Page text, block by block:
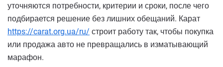
уточняются потребности, критерии и сроки, после чего
подбирается решение без лишних обещаний. Карат
https://carat.org.ua/ru/ строит работу так, чтобы покупка
или продажа авто не превращались в изматывающий
марафон.